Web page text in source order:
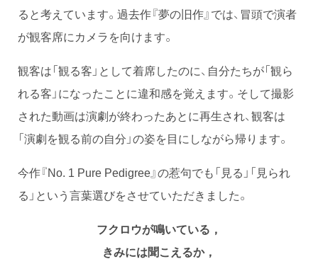
ると考えています。過去作『夢の旧作』では、冒頭で演者
が観客席にカメラを向けます。
観客は「観る客」として着席したのに、自分たちが「観ら
れる客」になったことに違和感を覚えます。そして撮影
された動画は演劇が終わったあとに再生され、観客は
「演劇を観る前の自分」の姿を目にしながら帰ります。
今作『No. 1 Pure Pedigree』の惹句でも「見る」「見られ
る」という言葉選びをさせていただきました。
フクロウが鳴いている，
きみには聞こえるか，